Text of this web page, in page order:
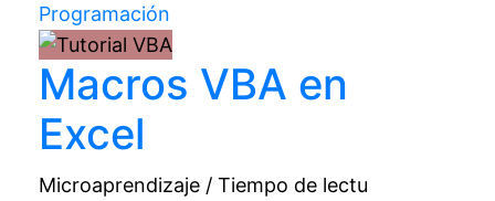
Programación
Macros VBA en
Excel
Microaprendizaje / Tiempo de lectu